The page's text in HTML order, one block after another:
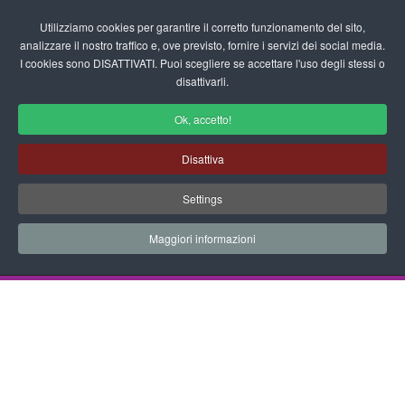
Utilizziamo cookies per garantire il corretto funzionamento del sito,
analizzare il nostro traffico e, ove previsto, fornire i servizi dei social media.
I cookies sono DISATTIVATI. Puoi scegliere se accettare l'uso degli stessi o
disattivarli.
Ok, accetto!
Disattiva
Settings
Maggiori informazioni
fas
Disegni da Colorare Alimenti
Progetti Didattici, Disegni, Schede
Didattiche e tanto altro ancora.
Documenti Disegni da Colorare